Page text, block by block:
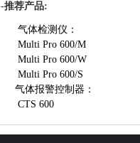
-推荐产品:
气体检测仪：
Multi Pro 600/M
Multi Pro 600/W
Multi Pro 600/S
气体报警控制器：
CTS 600